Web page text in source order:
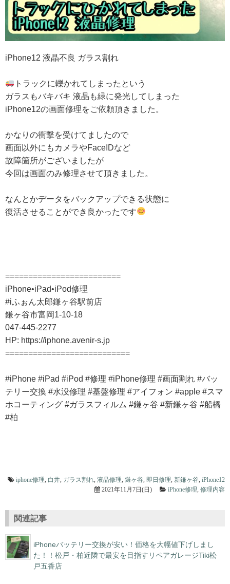
iPhone12 液晶不良 ガラス割れ
トラックに轢かれてしまったという
ガラスもバキバキ 液晶も緑に発光してしまった
iPhone12の画面修理をご依頼頂きました。
かなりの衝撃を受けてましたので
画面以外にもカメラやFaceIDなど
故障箇所がございましたが
今回は画面のみ修理させて頂きました。
なんとかデータをバックアップできる状態に
復活させることができ良かったです
=========================
iPhone•iPad•iPod修理
#iふぉん太郎鎌ヶ谷駅前店
鎌ヶ谷市富岡1-10-18
047-445-2277
HP: https://iphone.avenir-s.jp
===========================
#iPhone #iPad #iPod #修理 #iPhone修理 #画面割れ #バッ
テリー交換 #水没修理 #基盤修理 #アイフォン #apple #スマ
ホコーティング #ガラスフィルム #鎌ヶ谷 #新鎌ヶ谷 #船橋
#柏
iphone修理 白井 ガラス割れ 液晶修理 鎌ヶ谷 即日修理 新鎌ヶ谷 iPhone12
2021年11月7日(日)
iPhone修理 修理内容
関連記事
iPhoneバッテリー交換が安い！価格を大幅値下げしまし
た！！松戸・柏近隣で最安を目指すリペアガレージTiki松
戸五香店